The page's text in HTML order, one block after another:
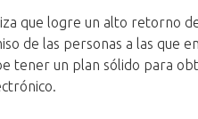
que logre un alto retorno
de las personas a las que
tener un plan sólido para